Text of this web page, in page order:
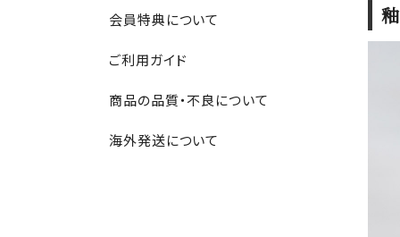
会員特典について
ご利用ガイド
商品の品質・不良について
海外発送について